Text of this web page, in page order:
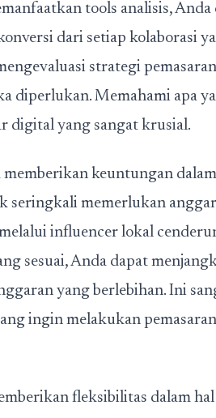
tools analisis, Anda
dari setiap kolaborasi
strategi
diperlukan. Memahami apa
digital yang sangat krusial.
keuntungan
seringkali memerlukan
influencer lokal
sesuai, Anda dapat
yang berlebihan. Ini
ingin melakukan
fleksibilitas dalam